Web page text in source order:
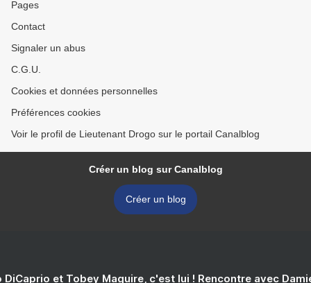
Pages
Contact
Signaler un abus
C.G.U.
Cookies et données personnelles
Préférences cookies
Voir le profil de Lieutenant Drogo sur le portail Canalblog
Créer un blog sur Canalblog
Créer un blog
DiCaprio et Tobey Maguire, c'est lui ! Rencontre avec